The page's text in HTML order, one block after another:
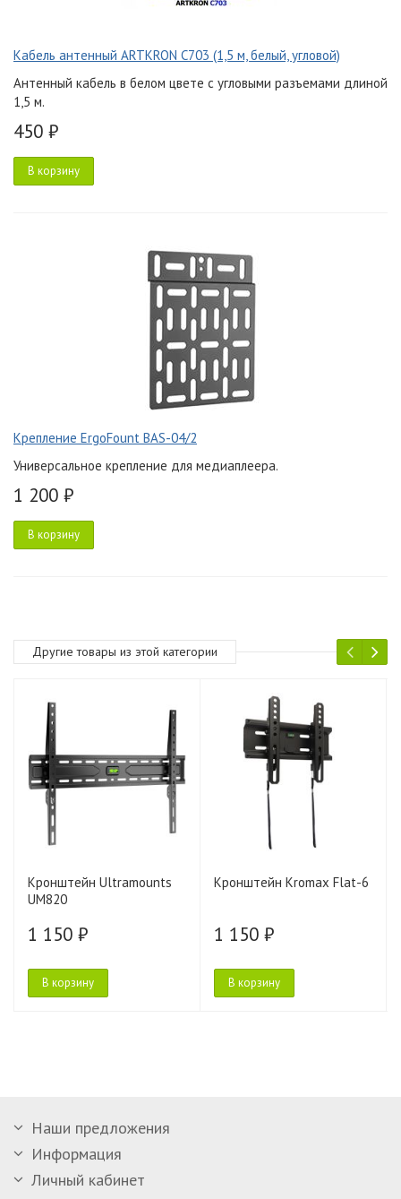
Кабель антенный ARTKRON C703 (1,5 м, белый, угловой)
Антенный кабель в белом цвете с угловыми разъемами длиной
1,5 м.
450 ₽
В корзину
Крепление ErgoFount BAS-04/2
Универсальное крепление для медиаплеера.
1 200 ₽
В корзину
Другие товары из этой категории
Кронштейн Ultramounts
UM820
1 150 ₽
В корзину
Кронштейн Kromax Flat-6
1 150 ₽
В корзину
Наши предложения
Информация
Личный кабинет